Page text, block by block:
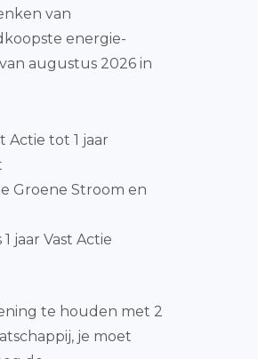
van
energie-
augustus 2026 in
Actie tot 1 jaar
Groene Stroom en
jaar Vast Actie
te houden met 2
je moet